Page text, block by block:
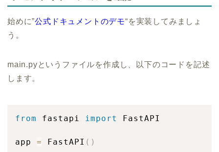
始めに”公式ドキュメントのデモ“を実装してみましょ
う。
main.pyというファイルを作成し、以下のコードを記述
します。
from fastapi import FastAPI
app = FastAPI ( )